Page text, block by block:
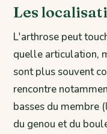
Les
L'arthrose peut
quelle articulation,
sont plus souvent
rencontre
basses du membre
du genou et du